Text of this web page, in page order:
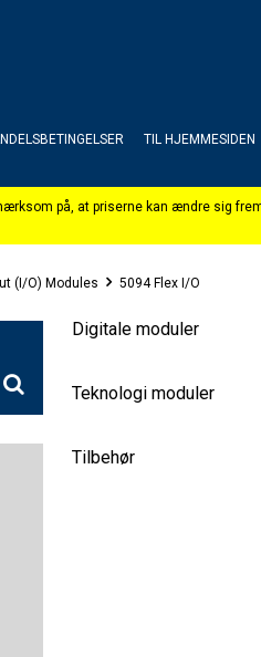
TIL HJEMMESIDEN
(I/O) Modules 5094 Flex I/O
Digitale moduler
Teknologi moduler
Tilbehør